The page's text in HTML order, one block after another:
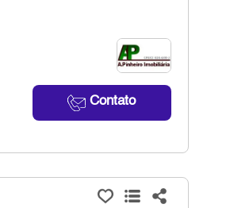
Contato